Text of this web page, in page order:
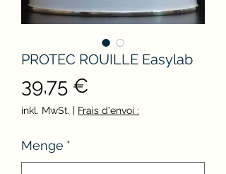
PROTEC ROUILLE Easylab
39,75 €
inkl. MwSt. | Frais d'envoi :
Menge *